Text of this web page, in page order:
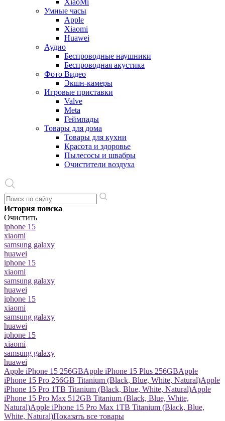
XiaoMi
Умные часы
Apple
Xiaomi
Huawei
Аудио
Беспроводные наушники
Беспроводная акустика
Фото Видео
Экшн-камеры
Игровые приставки
Valve
Meta
Геймпады
Товары для дома
Товары для кухни
Красота и здоровье
Пылесосы и швабры
Очистители воздуха
История поиска
Очистить
iphone 15
xiaomi
samsung galaxy
huawei
iphone 15
xiaomi
samsung galaxy
huawei
iphone 15
xiaomi
samsung galaxy
huawei
iphone 15
xiaomi
samsung galaxy
huawei
Apple iPhone 15 256GBApple iPhone 15 Plus 256GBApple
iPhone 15 Pro 256GB Titanium (Black, Blue, White, Natural)Apple
iPhone 15 Pro 1TB Titanium (Black, Blue, White, Natural)Apple
iPhone 15 Pro Max 512GB Titanium (Black, Blue, White,
Natural)Apple iPhone 15 Pro Max 1TB Titanium (Black, Blue,
White, Natural)Показать все товары